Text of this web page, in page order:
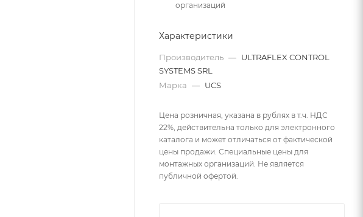
организаций
Характеристики
Производитель — ULTRAFLEX CONTROL
SYSTEMS SRL
Марка — UCS
Цена розничная, указана в рублях в т.ч. НДС
22%, действительна только для электронного
каталога и может отличаться от фактической
цены продажи. Специальные цены для
монтажных организаций. Не является
публичной офертой.